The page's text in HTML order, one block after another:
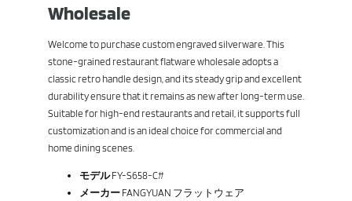
Wholesale
Welcome to purchase custom engraved silverware. This
stone-grained restaurant flatware wholesale adopts a
classic retro handle design, and its steady grip and excellent
durability ensure that it remains as new after long-term use.
Suitable for high-end restaurants and retail, it supports full
customization and is an ideal choice for commercial and
home dining scenes.
モデルFY-S658-C#
メーカー FANGYUAN フラットウェア